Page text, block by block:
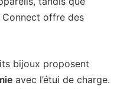
Connect offre des
bijoux proposent
avec l’étui de charge.